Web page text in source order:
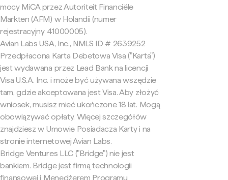
mocy MiCA przez Autoriteit Financiële
Markten (AFM) w Holandii (numer
rejestracyjny 41000005).
Avian Labs USA, Inc., NMLS ID # 2639252
Przedpłacona Karta Debetowa Visa ("Karta")
jest wydawana przez Lead Bank na licencji
Visa U.S.A. Inc. i może być używana wszędzie
tam, gdzie akceptowana jest Visa. Aby złożyć
wniosek, musisz mieć ukończone 18 lat. Mogą
obowiązywać opłaty. Więcej szczegółów
znajdziesz w Umowie Posiadacza Karty i na
stronie internetowej Avian Labs.
Bridge Ventures LLC ("Bridge") nie jest
bankiem. Bridge jest firmą technologii
finansowej i Menedżerem Programu